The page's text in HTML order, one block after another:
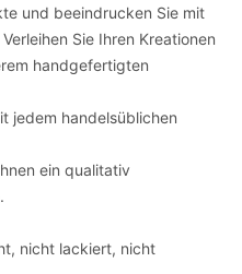
und beeindrucken Sie mit
Sie Ihren Kreationen
handgefertigten
jedem handelsüblichen
ein qualitativ
nicht lackiert, nicht